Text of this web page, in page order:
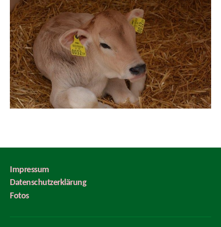
Impressum
Datenschutzerklärung
Fotos